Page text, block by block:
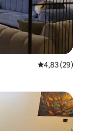
4,83 de uma
4,83 (29)